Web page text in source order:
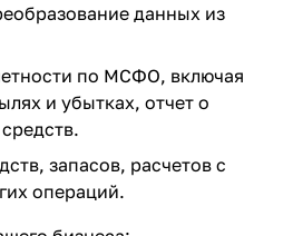
данных из
по МСФО, включая
и убытках, отчет о
запасов, расчетов с
операций.